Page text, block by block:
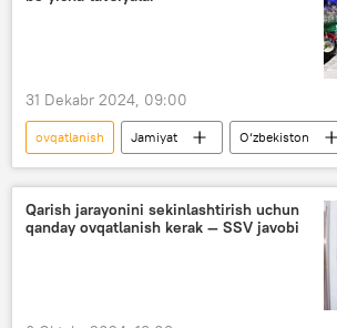
31 Dekabr 2024, 09:00
ovqatlanish Jamiyat
O‘zbekiston
Yangi yil
Sog‘liqni saqlash vazirligi (SSV)
Qarish jarayonini sekinlashtirish uchun
qanday ovqatlanish kerak — SSV javobi